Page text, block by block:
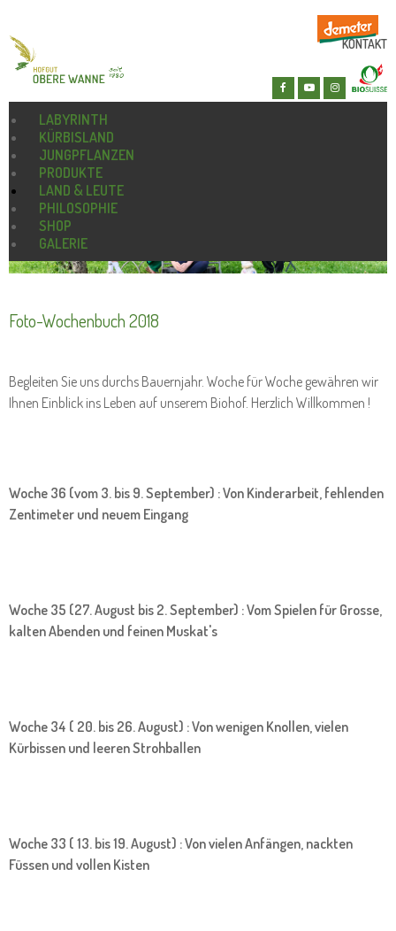
KONTAKT
LABYRINTH
KÜRBISLAND
JUNGPFLANZEN
PRODUKTE
LAND & LEUTE
PHILOSOPHIE
SHOP
GALERIE
Foto-Wochenbuch 2018
Begleiten Sie uns durchs Bauernjahr. Woche für Woche gewähren wir
Ihnen Einblick ins Leben auf unserem Biohof. Herzlich Willkommen !
Woche 36 (vom 3. bis 9. September) : Von Kinderarbeit, fehlenden
Zentimeter und neuem Eingang
Woche 35 (27. August bis 2. September) : Vom Spielen für Grosse,
kalten Abenden und feinen Muskat's
Woche 34 ( 20. bis 26. August) : Von wenigen Knollen, vielen
Kürbissen und leeren Strohballen
Woche 33 ( 13. bis 19. August) : Von vielen Anfängen, nackten
Füssen und vollen Kisten